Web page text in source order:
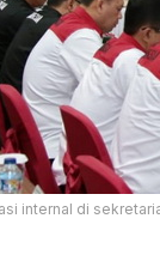
internal di